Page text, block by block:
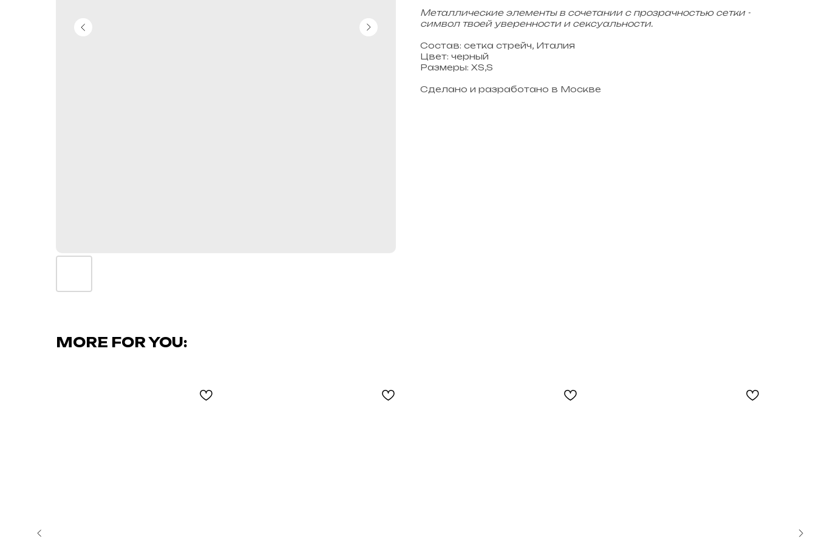
Металлические элементы в сочетании с прозрачностью сетки -
символ твоей уверенности и сексуальности.
Состав: сетка стрейч, Италия
Цвет: черный
Размеры: XS,S
Сделано и разработано в Москве
MORE FOR YOU: